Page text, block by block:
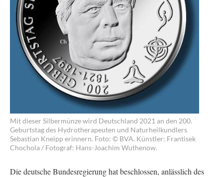
Mit dieser Silbermünze wird Deutschland 2021 an den 200.
Geburtstag des Hydrotherapeuten und Naturheilkundlers
Sebastian Kneipp erinnern. Foto: © BVA. Künstler: Frantisek
Chochola / Fotograf: Hans-Joachim Wuthenow.
Die deutsche Bundesregierung hat beschlossen, anlässlich des